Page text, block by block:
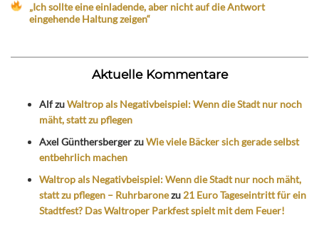
„Ich sollte eine einladende, aber nicht auf die Antwort
eingehende Haltung zeigen“
Aktuelle Kommentare
AlfzuWaltrop als Negativbeispiel: Wenn die Stadt nur noch
mäht, statt zu pflegen
Axel GünthersbergerzuWie viele Bäcker sich gerade selbst
entbehrlich machen
Waltrop als Negativbeispiel: Wenn die Stadt nur noch mäht,
statt zu pflegen – Ruhrbaronezu 21 Euro Tageseintritt für ein
Stadtfest? Das Waltroper Parkfest spielt mit dem Feuer!